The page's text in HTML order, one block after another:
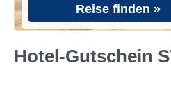
Reise finden »
Hotel-Gutschein